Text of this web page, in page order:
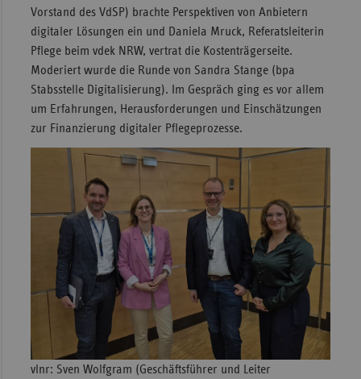
Vorstand des VdSP) brachte Perspektiven von Anbietern
digitaler Lösungen ein und Daniela Mruck, Referatsleiterin
Pflege beim vdek NRW, vertrat die Kostenträgerseite.
Moderiert wurde die Runde von Sandra Stange (bpa
Stabsstelle Digitalisierung). Im Gespräch ging es vor allem
um Erfahrungen, Herausforderungen und Einschätzungen
zur Finanzierung digitaler Pflegeprozesse.
vlnr: Sven Wolfgram (Geschäftsführer und Leiter